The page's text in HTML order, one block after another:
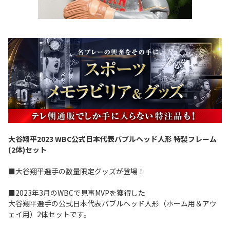
大谷翔平2023 WBC公式日本代表バブルヘッド人形 特製フレーム
(2体)セット
■大谷翔平選手の数量限定グッズが登場！
■2023年3月のWBCで見事MVPを獲得した
大谷翔平選手の公式日本代表バブルヘッド人形（ホーム用＆アウ
ェイ用）2体セットです。